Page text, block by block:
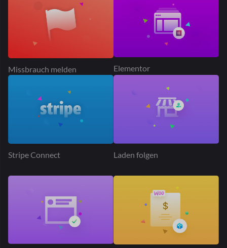
Produktabonnement
Geolokalisierung Rang Math SEO